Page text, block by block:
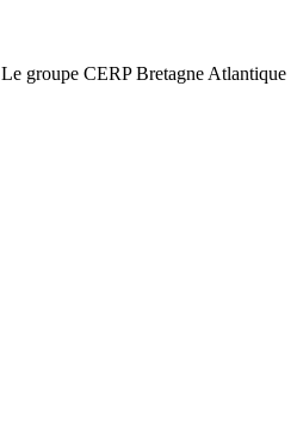
Le groupe CERP Bretagne Atlantique